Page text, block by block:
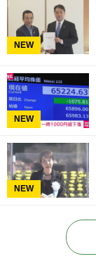
NEW
NEW
NEW